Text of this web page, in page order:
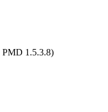
PMD 1.5.3.8)